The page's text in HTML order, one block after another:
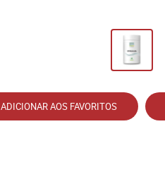
ADICIONAR AOS FAVORITOS